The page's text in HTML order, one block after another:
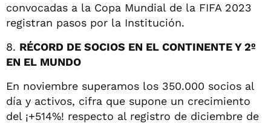
convocadas a la Copa Mundial de la FIFA 2023
registran pasos por la Institución.
8. RÉCORD DE SOCIOS EN EL CONTINENTE Y 2º
EN EL MUNDO
En noviembre superamos los 350.000 socios al
día y activos, cifra que supone un crecimiento
del ¡+514%! respecto al registro de diciembre de